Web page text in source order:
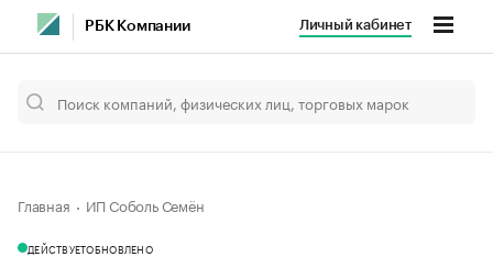
РБК Компании Личный кабинет
Главная ИП Соболь Семён
ДЕЙСТВУЕТОБНОВЛЕНО